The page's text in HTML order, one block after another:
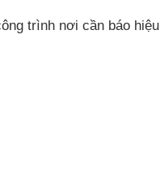
trình nơi cần báo hiệu